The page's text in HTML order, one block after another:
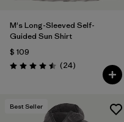
M's Long-Sleeved Self-
Guided Sun Shirt
$ 109
Valoración: 4.5 / 5
(24Comentarios
)
Best Seller